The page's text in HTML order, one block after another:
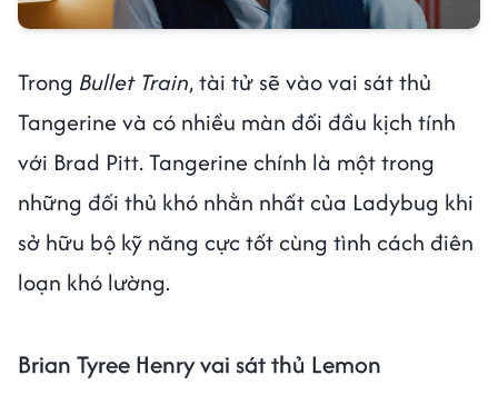
Trong Bullet Train, tài tử sẽ vào vai sát thủ
Tangerine và có nhiều màn đối đầu kịch tính
với Brad Pitt. Tangerine chính là một trong
những đối thủ khó nhằn nhất của Ladybug khi
sở hữu bộ kỹ năng cực tốt cùng tình cách điên
loạn khó lường.
Brian Tyree Henry vai sát thủ Lemon